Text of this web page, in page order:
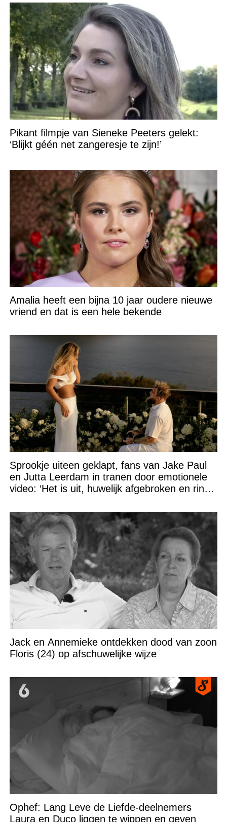
Pikant filmpje van Sieneke Peeters gelekt:
‘Blijkt géén net zangeresje te zijn!’
Amalia heeft een bijna 10 jaar oudere nieuwe
vriend en dat is een hele bekende
Sprookje uiteen geklapt, fans van Jake Paul
en Jutta Leerdam in tranen door emotionele
video: ‘Het is uit, huwelijk afgebroken en ring
Jack en Annemieke ontdekken dood van zoon
Floris (24) op afschuwelijke wijze
Ophef: Lang Leve de Liefde-deelnemers
Laura en Duco liggen te wippen en geven